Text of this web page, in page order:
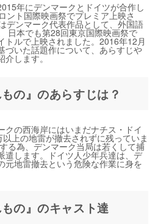
年にデンマークとドイツが合作し
ント国際映画祭でプレミア上映さ
デンマーク代表作品として、外国語
日本でも第28回東京国際映画祭で
トルで上映されました。2016年12月
づいた話題作について、あらすじや
介します。
の』のあらすじは？
クの西海岸にはいまだナチス・ドイ
上の地雷が撤去されずに残っていま
る為、デンマーク当局は若くして捕
遣します。ドイツ人少年兵達は、デ
元地雷撤去という危険な作業に身を
の』のキャスト達